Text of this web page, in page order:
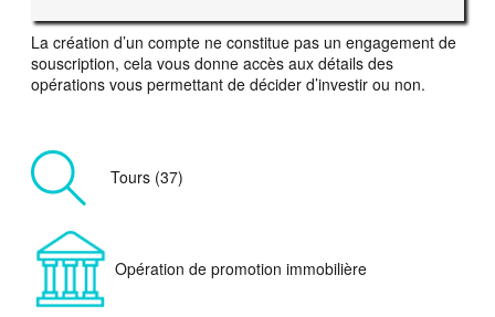
La création d’un compte ne constitue pas un engagement de
souscription, cela vous donne accès aux détails des
opérations vous permettant de décider d’investir ou non.
Tours (37)
Opération de promotion immobilière